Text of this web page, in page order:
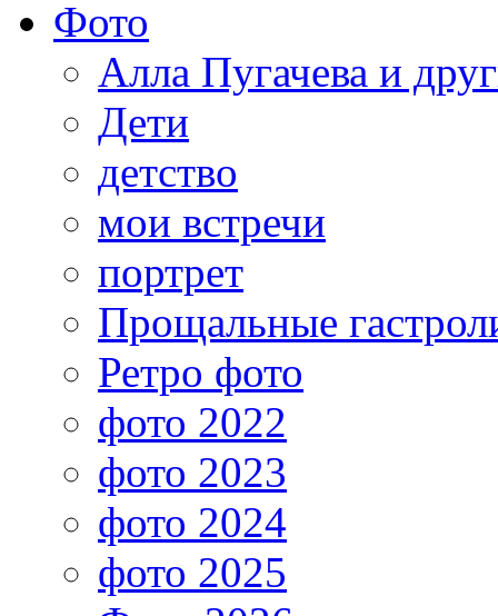
Фото
Алла Пугачева и
Дети
детство
мои встречи
портрет
Прощальные
Ретро фото
фото 2022
фото 2023
фото 2024
фото 2025